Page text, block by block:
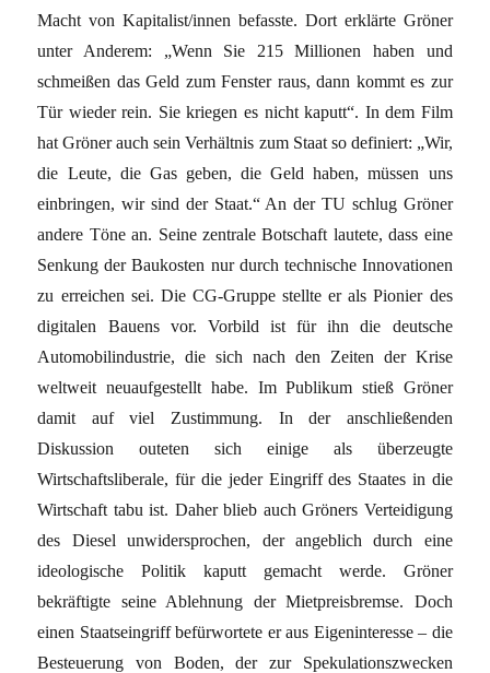
Macht von Kapitalist/innen befasste. Dort erklärte Gröner
unter Anderem: „Wenn Sie 215 Millionen haben und
schmeißen das Geld zum Fenster raus, dann kommt es zur
Tür wieder rein. Sie kriegen es nicht kaputt“. In dem Film
hat Gröner auch sein Verhältnis zum Staat so definiert: „Wir,
die Leute, die Gas geben, die Geld haben, müssen uns
einbringen, wir sind der Staat.“ An der TU schlug Gröner
andere Töne an. Seine zentrale Botschaft lautete, dass eine
Senkung der Baukosten nur durch technische Innovationen
zu erreichen sei. Die CG-Gruppe stellte er als Pionier des
digitalen Bauens vor. Vorbild ist für ihn die deutsche
Automobilindustrie, die sich nach den Zeiten der Krise
weltweit neuaufgestellt habe. Im Publikum stieß Gröner
damit auf viel Zustimmung. In der anschließenden
Diskussion outeten sich einige als überzeugte
Wirtschaftsliberale, für die jeder Eingriff des Staates in die
Wirtschaft tabu ist. Daher blieb auch Gröners Verteidigung
des Diesel unwidersprochen, der angeblich durch eine
ideologische Politik kaputt gemacht werde. Gröner
bekräftigte seine Ablehnung der Mietpreisbremse. Doch
einen Staatseingriff befürwortete er aus Eigeninteresse – die
Besteuerung von Boden, der zur Spekulationszwecken